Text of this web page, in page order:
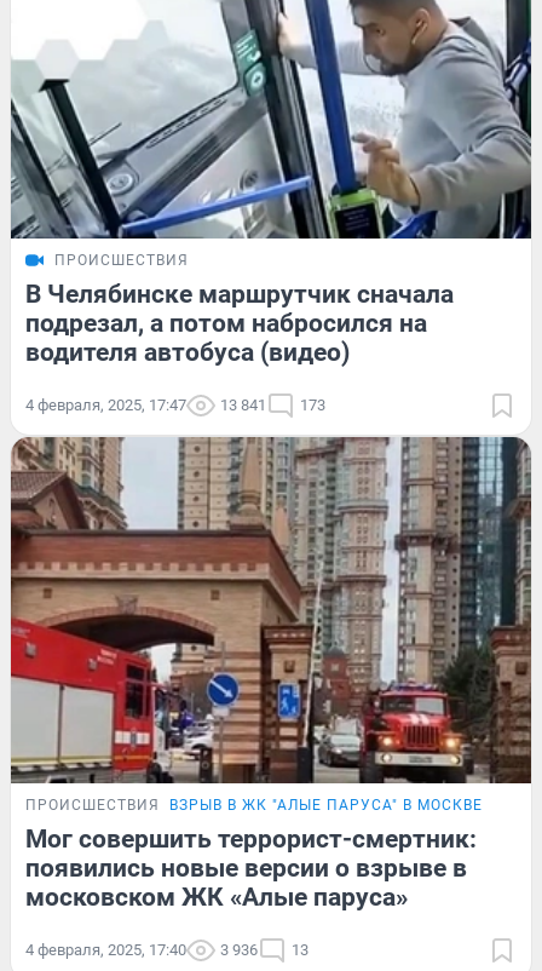
ПРОИСШЕСТВИЯ
В Челябинске маршрутчик сначала
подрезал, а потом набросился на
водителя автобуса (видео)
4 февраля, 2025, 17:47 13 841 173
ПРОИСШЕСТВИЯ ВЗРЫВ В ЖК "АЛЫЕ ПАРУСА" В МОСКВЕ
Мог совершить террорист-смертник:
появились новые версии о взрыве в
московском ЖК «Алые паруса»
4 февраля, 2025, 17:40 3 936 13